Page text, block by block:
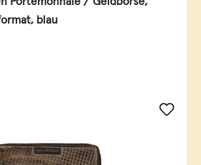
blau